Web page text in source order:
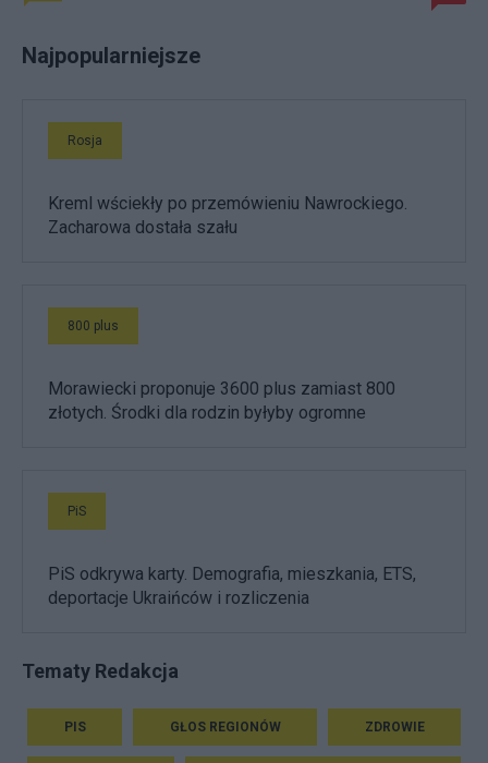
Najpopularniejsze
Rosja
Kreml wściekły po przemówieniu Nawrockiego.
Zacharowa dostała szału
800 plus
Morawiecki proponuje 3600 plus zamiast 800
złotych. Środki dla rodzin byłyby ogromne
PiS
PiS odkrywa karty. Demografia, mieszkania, ETS,
deportacje Ukraińców i rozliczenia
Tematy Redakcja
PIS GŁOS REGIONÓW ZDROWIE